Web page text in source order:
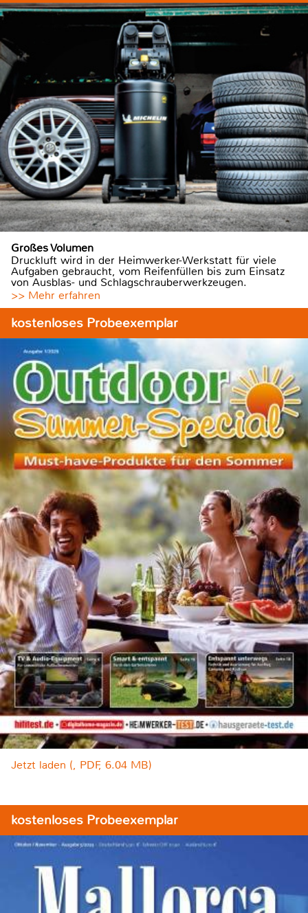
Großes Volumen
Druckluft wird in der Heimwerker-Werkstatt für viele
Aufgaben gebraucht, vom Reifenfüllen bis zum Einsatz
von Ausblas- und Schlagschrauberwerkzeugen.
>> Mehr erfahren
kostenloses Probeexemplar
Jetzt laden (, PDF, 6.04 MB)
kostenloses Probeexemplar